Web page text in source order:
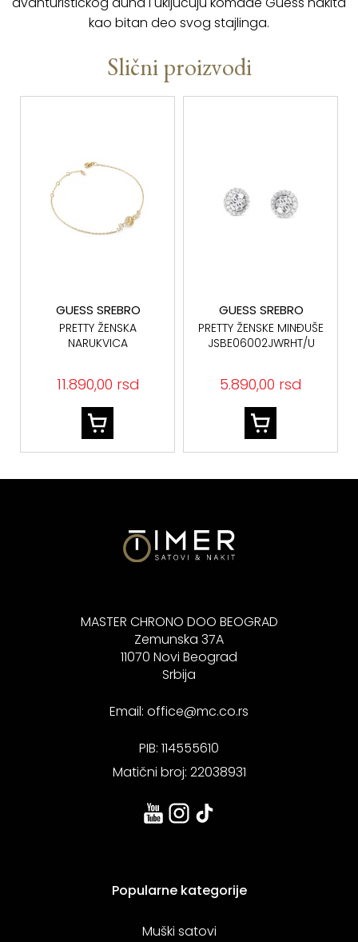
kao bitan deo svog stajlinga.
Slični proizvodi
GUESS SREBRO
PRETTY ŽENSKA
NARUKVICA
11.890,00 rsd
GUESS SREBRO
PRETTY ŽENSKE MINĐUŠE
JSBE06002JWRHT/U
5.890,00 rsd
MASTER CHRONO DOO BEOGRAD
Zemunska 37A
11070 Novi Beograd
Srbija
Email: office@mc.co.rs
PIB: 114555610
Matični broj: 22038931
Popularne kategorije
Muški satovi